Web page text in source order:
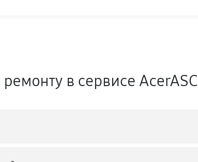
в сервисе AcerASC